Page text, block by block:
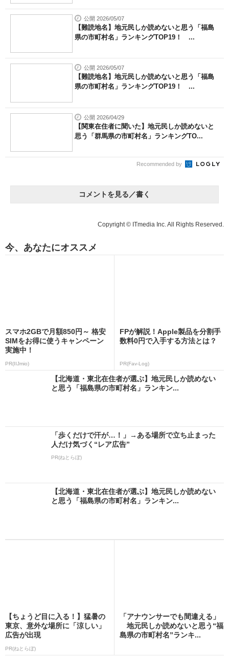
公開 2026/05/07
【難読地名】地元民しか読めないと思う「福島
県の市町村名」ランキングTOP19！ ...
公開 2026/05/07
【難読地名】地元民しか読めないと思う「福島
県の市町村名」ランキングTOP19！ ...
公開 2026/04/29
【関東在住者に聞いた】地元民しか読めないと
思う「群馬県の市町村名」ランキングTO...
Recommended by
コメントを見る／書く
Copyright © ITmedia Inc. All Rights Reserved.
今、あなたにオススメ
スマホ2GBで月額850円～ 格安
SIMをお得に使うキャンペーン
実施中！
PR(IIJmio)
FPが解説！Apple製品を分割手
数料0円で入手する方法とは？
PR(Fav-Log)
【北海道・東北在住者が選ぶ】地元民しか読めない
と思う「福島県の市町村名」ランキン...
「歩くだけで汗が…！」→ある場所で立ち止まった
人だけ気づく“レア広告”
PR(ねとらぼ)
【北海道・東北在住者が選ぶ】地元民しか読めない
と思う「福島県の市町村名」ランキン...
【ちょうど目に入る！】猛暑の
東京、意外な場所に「涼しい」
広告が出現
PR(ねとらぼ)
「アナウンサーでも間違える」
地元民しか読めないと思う“福
島県の市町村名”ランキ...